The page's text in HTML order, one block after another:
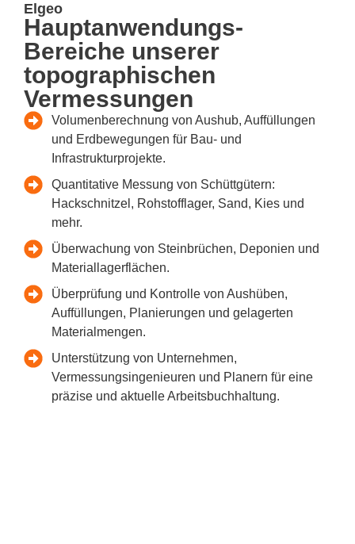
Elgeo
Hauptanwendungs-
Bereiche unserer
topographischen
Vermessungen
Volumenberechnung von Aushub, Auffüllungen
und Erdbewegungen für Bau- und
Infrastrukturprojekte.
Quantitative Messung von Schüttgütern:
Hackschnitzel, Rohstofflager, Sand, Kies und
mehr.
Überwachung von Steinbrüchen, Deponien und
Materiallagerflächen.
Überprüfung und Kontrolle von Aushüben,
Auffüllungen, Planierungen und gelagerten
Materialmengen.
Unterstützung von Unternehmen,
Vermessungsingenieuren und Planern für eine
präzise und aktuelle Arbeitsbuchhaltung.